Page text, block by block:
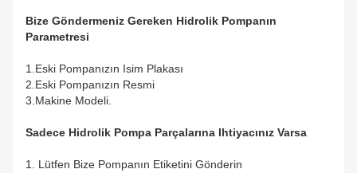
Bize Göndermeniz Gereken Hidrolik Pompanın
Parametresi
1.Eski Pompanızın Isim Plakası
2.Eski Pompanızın Resmi
3.Makine Modeli.
Sadece Hidrolik Pompa Parçalarına Ihtiyacınız Varsa
1. Lütfen Bize Pompanın Etiketini Gönderin